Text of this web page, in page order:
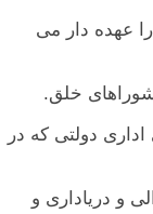
عهده‏ دار می‏
دولتی‏ که‏ در
و دریاداری‏ و